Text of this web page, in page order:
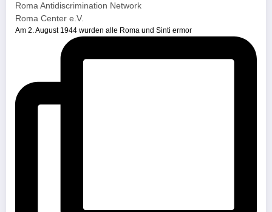
Roma Antidiscrimination Network
Roma Center e.V.
Am 2. August 1944 wurden alle Roma und Sinti ermor